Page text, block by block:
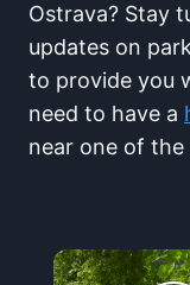
Ostrava?⁢ Stay
updates on
to provide ⁣you
need ⁢to have a
near one of​